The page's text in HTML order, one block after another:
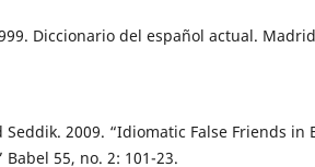
Diccionario del español actual.
Seddik. 2009. “Idiomatic False Friends in
55, no. 2: 101-23.